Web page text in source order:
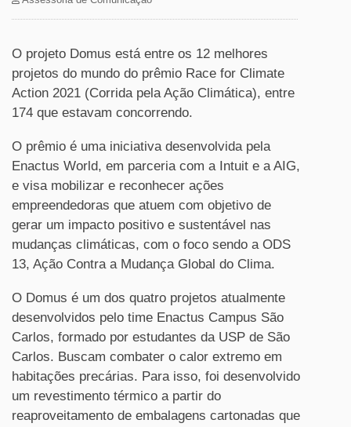
O projeto Domus está entre os 12 melhores
projetos do mundo do prêmio Race for Climate
Action 2021 (Corrida pela Ação Climática), entre
174 que estavam concorrendo.
O prêmio é uma iniciativa desenvolvida pela
Enactus World, em parceria com a Intuit e a AIG,
e visa mobilizar e reconhecer ações
empreendedoras que atuem com objetivo de
gerar um impacto positivo e sustentável nas
mudanças climáticas, com o foco sendo a ODS
13, Ação Contra a Mudança Global do Clima.
O Domus é um dos quatro projetos atualmente
desenvolvidos pelo time Enactus Campus São
Carlos, formado por estudantes da USP de São
Carlos. Buscam combater o calor extremo em
habitações precárias. Para isso, foi desenvolvido
um revestimento térmico a partir do
reaproveitamento de embalagens cartonadas que